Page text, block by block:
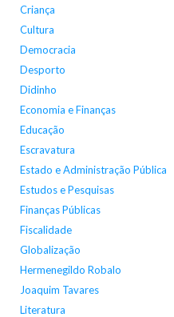
Criança
Cultura
Democracia
Desporto
Didinho
Economia e Finanças
Educação
Escravatura
Estado e Administração Pública
Estudos e Pesquisas
Finanças Públicas
Fiscalidade
Globalização
Hermenegildo Robalo
Joaquim Tavares
Literatura